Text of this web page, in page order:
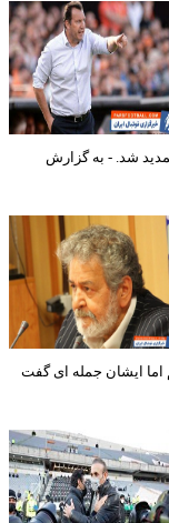
- به گزارش
ایشان جمله ای گفت